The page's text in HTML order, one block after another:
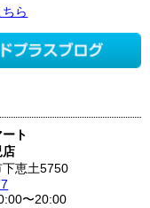
ら
ト
店
恵土5750
〜20:00